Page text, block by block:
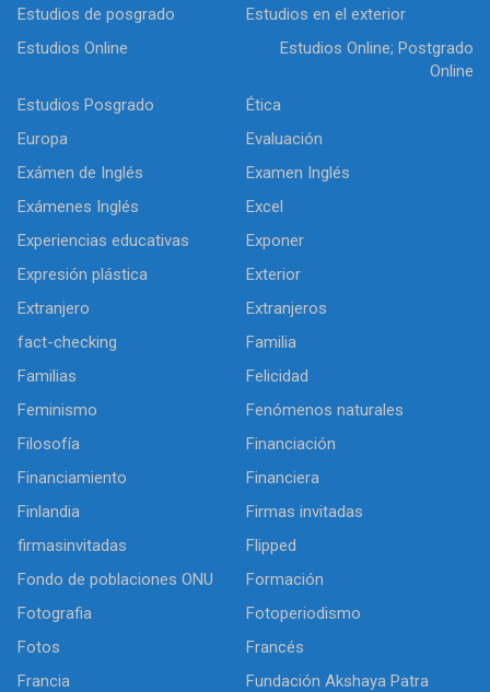
Estudios de posgrado
Estudios en el exterior
Estudios Online
Estudios Online; Postgrado
Online
Estudios Posgrado
Ética
Europa
Evaluación
Exámen de Inglés
Examen Inglés
Exámenes Inglés
Excel
Experiencias educativas
Exponer
Expresión plástica
Exterior
Extranjero
Extranjeros
fact-checking
Familia
Familias
Felicidad
Feminismo
Fenómenos naturales
Filosofía
Financiación
Financiamiento
Financiera
Finlandia
Firmas invitadas
firmasinvitadas
Flipped
Fondo de poblaciones ONU
Formación
Fotografia
Fotoperiodismo
Fotos
Francés
Francia
Fundación Akshaya Patra